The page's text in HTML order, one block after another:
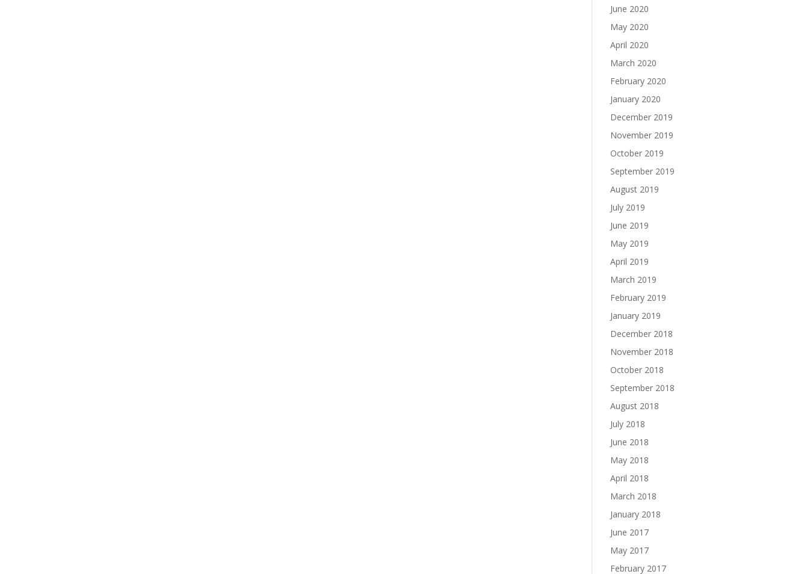
June 2020
May 2020
April 2020
March 2020
February 2020
January 2020
December 2019
November 2019
October 2019
September 2019
August 2019
July 2019
June 2019
May 2019
April 2019
March 2019
February 2019
January 2019
December 2018
November 2018
October 2018
September 2018
August 2018
July 2018
June 2018
May 2018
April 2018
March 2018
January 2018
June 2017
May 2017
February 2017